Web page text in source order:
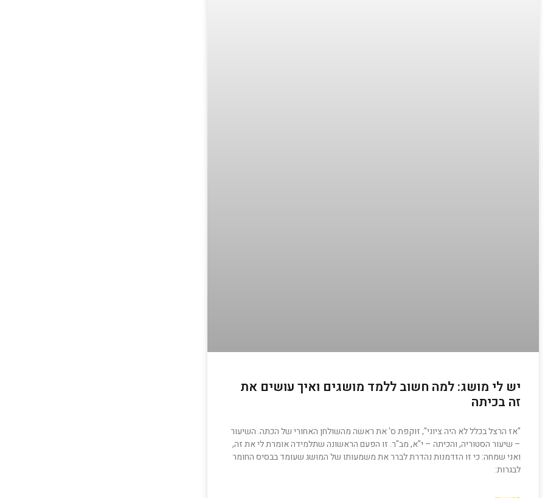
יש לי מושג: למה חשוב ללמד מושגים ואיך עושים את
זה בכיתה
"אז הרצל בכלל לא היה ציוני", זוקפת ס' את ראשה מהשולחן האחורי של הכתה. השיעור
– שיעור הסטוריה, והכיתה – י"א, מב"ר. זו הפעם הראשונה שתלמידה אומרת לי את זה,
ואני שמחה: כי זו הזדמנות נהדרת לברר את משמעותו של המושג שעומד בבסיס החומר
לבגרות: